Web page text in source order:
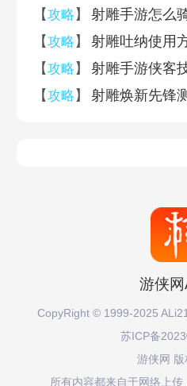
【攻略 】
射雕手游怎么
【攻略 】
射雕吐纳使用
【攻略 】
射雕手游侠客
【攻略 】 射雕焕新先锋
注册登录游侠会员评论可获得
积分领取限